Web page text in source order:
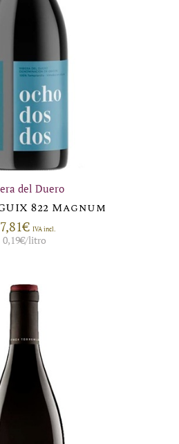
del Duero
822 Magnum
€ IVA incl.
0,19€/litro